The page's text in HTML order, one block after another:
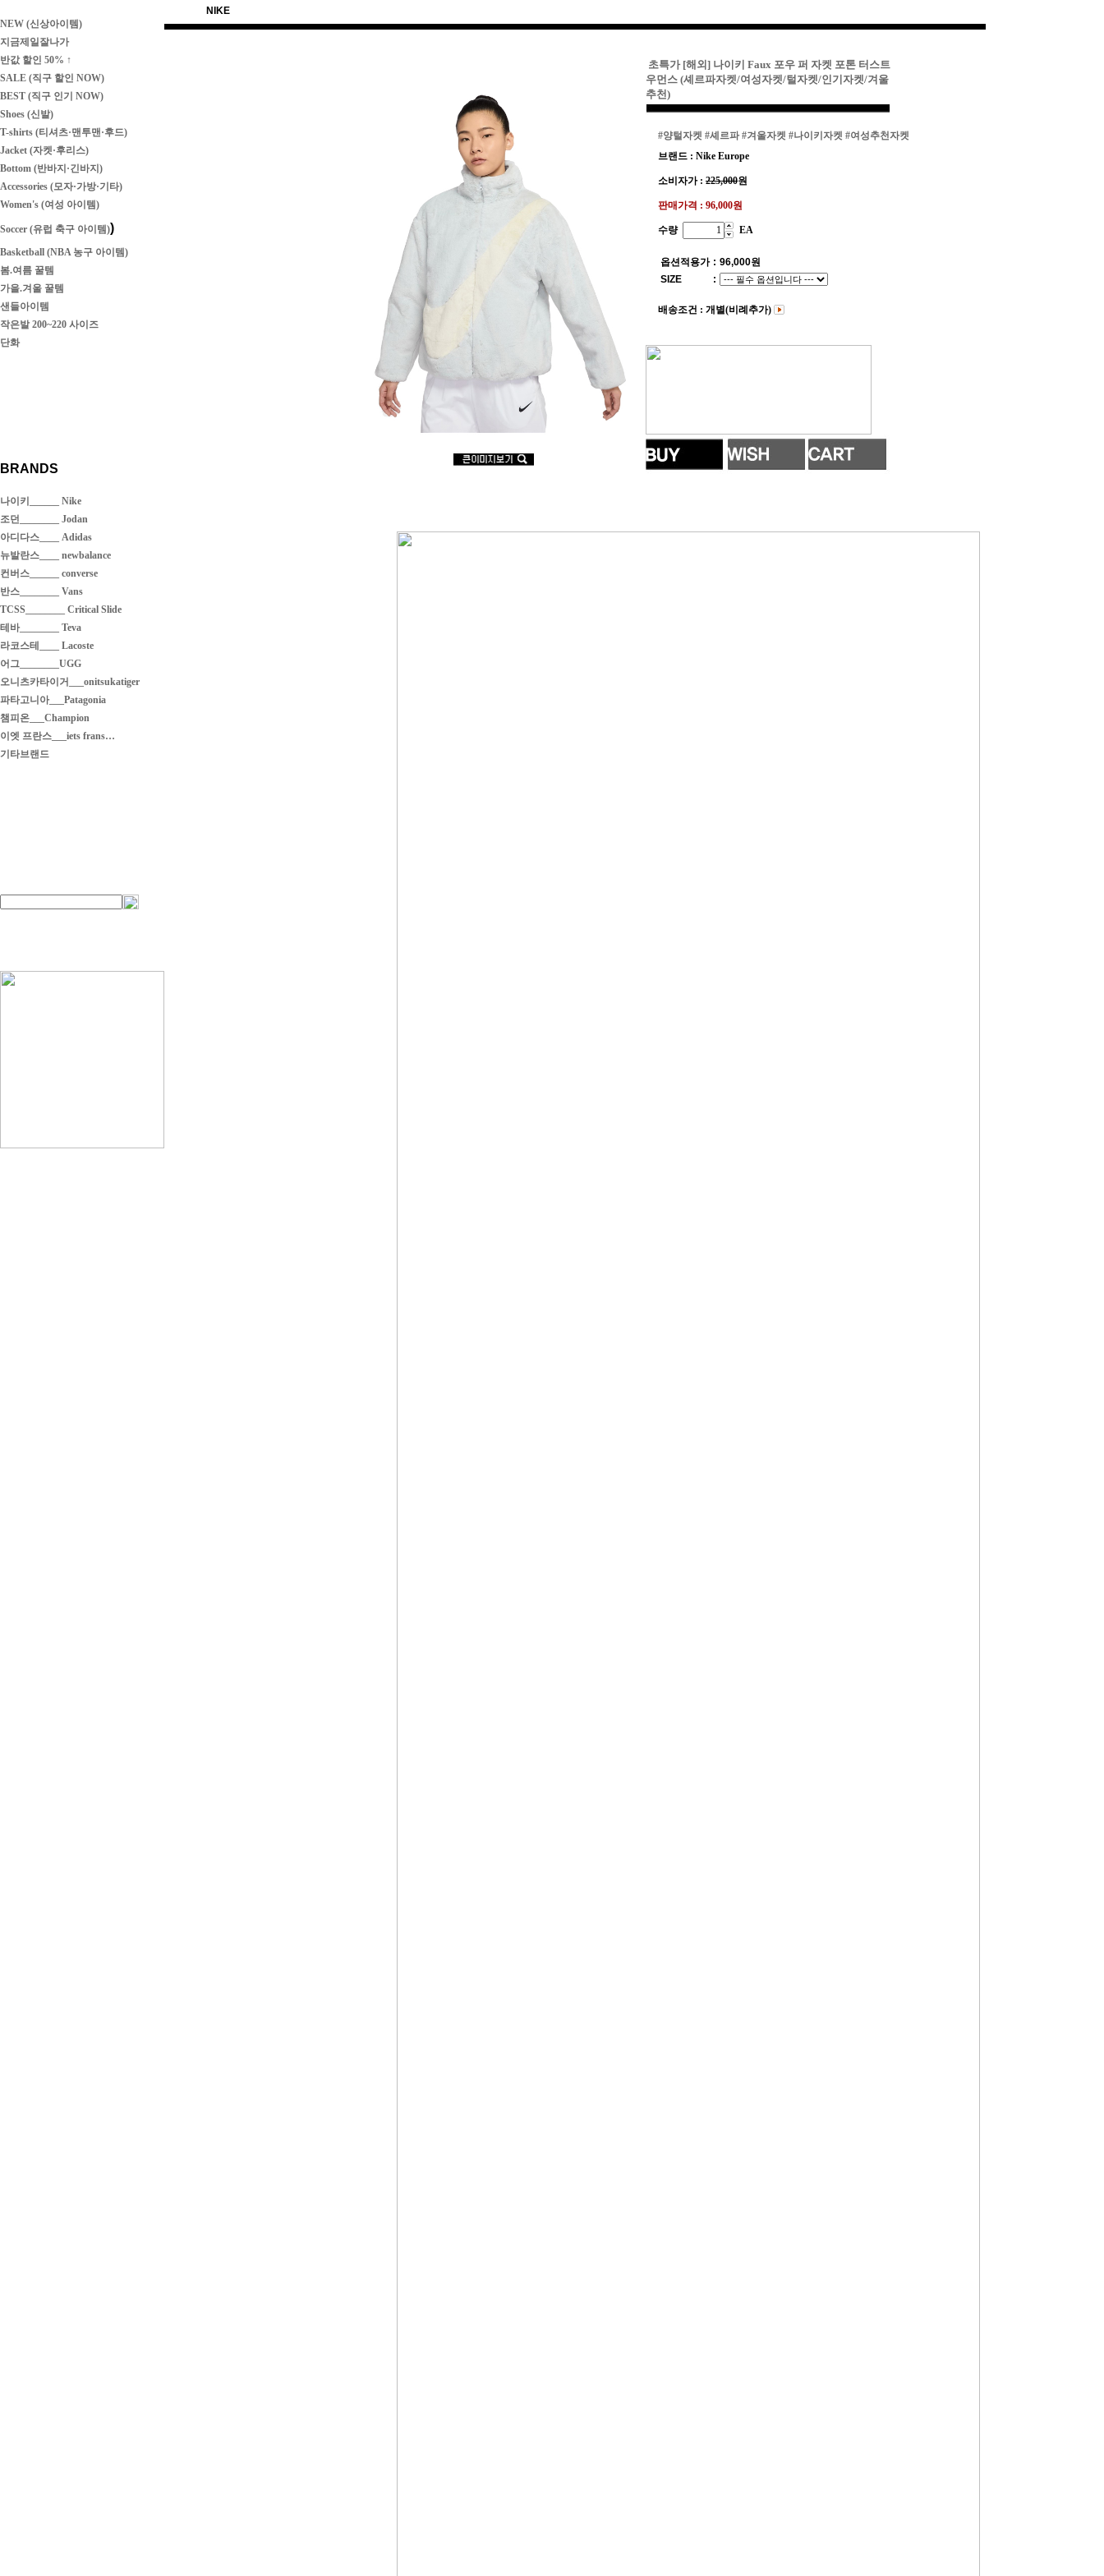
NEW (신상아이템)
지금제일잘나가
반값 할인 50% ↑
SALE (직구 할인 NOW)
BEST (직구 인기 NOW)
Shoes (신발)
T-shirts (티셔츠·맨투맨·후드)
Jacket (자켓·후리스)
Bottom (반바지·긴바지)
Accessories (모자·가방·기타)
Women's (여성 아이템)
Soccer (유럽 축구 아이템))
Basketball (NBA 농구 아이템)
봄.여름 꿀템
가을.겨울 꿀템
샌들아이템
작은발 200~220 사이즈
단화
BRANDS
나이키______ Nike
조던________ Jodan
아디다스____ Adidas
뉴발란스____ newbalance
컨버스______ converse
반스________ Vans
TCSS________ Critical Slide
테바________ Teva
라코스테____ Lacoste
어그________UGG
오니츠카타이거___onitsukatiger
파타고니아___Patagonia
챔피온___Champion
이엣 프란스___iets frans…
기타브랜드
NIKE
초특가 [해외] 나이키 Faux 포우 퍼 자켓 포톤 터스트
우먼스 (셰르파자켓/여성자켓/털자켓/인기자켓/겨울
추천)
#양털자켓 #셰르파 #겨울자켓 #나이키자켓 #여성추천자켓
브랜드 : Nike Europe
소비자가 : 225,000원
판매가격 : 96,000원
수량 EA
옵션적용가 : 96,000원
SIZE
:
배송조건 : 개별(비례추가)